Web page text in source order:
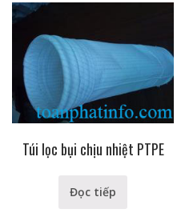
Túi lọc bụi chịu nhiệt PTPE
Đọc tiếp